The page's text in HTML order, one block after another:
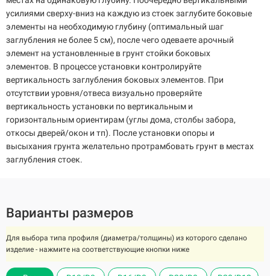
усилиями сверху-вниз на каждую из стоек заглубите боковые
элементы на необходимую глубину (оптимальный шаг
заглубления не более 5 см), после чего одеваете арочный
элемент на установленные в грунт стойки боковых
элементов. В процессе установки контролируйте
вертикальность заглубления боковых элементов. При
отсутствии уровня/отвеса визуально проверяйте
вертикальность установки по вертикальным и
горизонтальным ориентирам (углы дома, столбы забора,
откосы дверей/окон и тп). После установки опоры и
высыхания грунта желательно протрамбовать грунт в местах
заглубления стоек.
Варианты размеров
Для выбора типа профиля (диаметра/толщины) из которого сделано
изделие - нажмите на соответствующие кнопки ниже